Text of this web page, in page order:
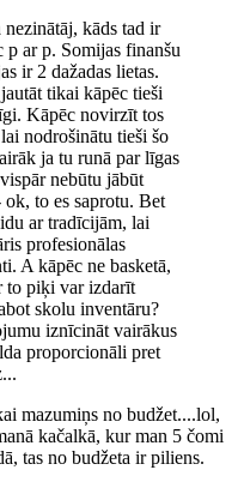
kāds tad ir
p ar p. Somijas finanšu
ir 2 dažadas lietas.
tikai kāpēc tieši
Kāpēc novirzīt tos
nodrošinātu tieši šo
ja tu runā par līgas
nebūtu jābūt
to es saprotu. Bet
ar tradīcijām, lai
profesionālas
A kāpēc ne basketā,
to piķi var izdarīt
skolu inventāru?
iznīcināt vairākus
proporcionāli pret
mazumiņs no budžet....lol,
kačalkā, kur man 5 čomi
tas no budžeta ir piliens.